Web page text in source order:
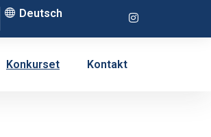
Deutsch
Konkurset Kontakt